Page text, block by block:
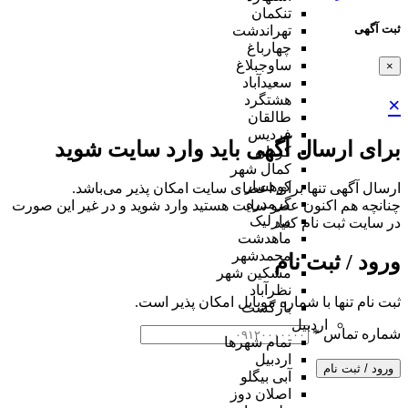
ثبت آگهی
×
×
برای ارسال آگهی باید وارد سایت شوید
ارسال آگهی تنها برای اعضای سایت امکان پذیر می‌باشد.
چنانچه هم‌ اکنون عضو سایت هستید وارد شوید و در غیر این صورت
در سایت ثبت نام کنید
ورود / ثبت نام
ثبت نام تنها با شماره موبایل امکان پذیر است.
شماره تماس*
ورود / ثبت نام
تنکمان
تهراندشت
چهارباغ
ساوجبلاغ
سعیدآباد
هشتگرد
طالقان
فردیس
کردان
کمال شهر
کوهسار
گرمدره
مارلیک
ماهدشت
محمدشهر
مشکین شهر
نظرآباد
بازگشت
اردبیل
تمام شهر‌ها
اردبیل
آبی بیگلو
اصلان دوز